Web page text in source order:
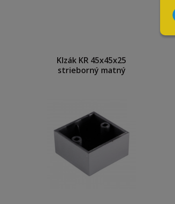
Klzák KR 45x45x25
strieborný matný